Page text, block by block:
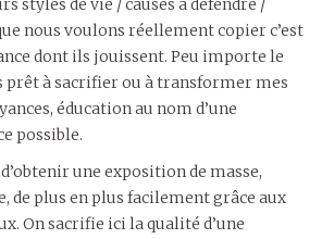
styles de vie / causes à défendre /
nous voulons réellement copier c’est
dont ils jouissent. Peu importe le
prêt à sacrifier ou à transformer mes
éducation au nom d’une
possible.
une exposition de masse,
de plus en plus facilement grâce aux
On sacrifie ici la qualité d’une